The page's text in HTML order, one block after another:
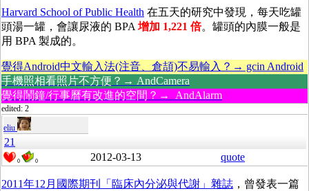
Harvard School of Public Health 在五天的研究中發現，每天吃罐
頭湯一罐，會讓尿液的 BPA增加 1,221 倍。罐頭的內膜一般是
用 BPA 製成的。
覺得Android中文輸入法(注音、倉頡)不易輸入？→ gcin Android
手機照相看照片不方便？→ AndCamera
覺得鬧鐘/行事曆有改進的空間？→ AndAlarm
edited: 2
eliu
21
0 0 2012-03-13 quote
2011年12月國際期刊「臨床內分泌與代謝」雜誌 ，曾發表一篇